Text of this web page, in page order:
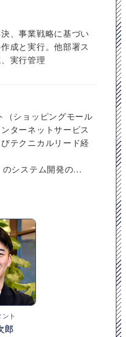
、事業戦略に基づい
成と実行。他部署ス
実行管理
（ショッピングモール
ターネットサービス
テクニカルリード経
のシステム開発の...
ト
郎